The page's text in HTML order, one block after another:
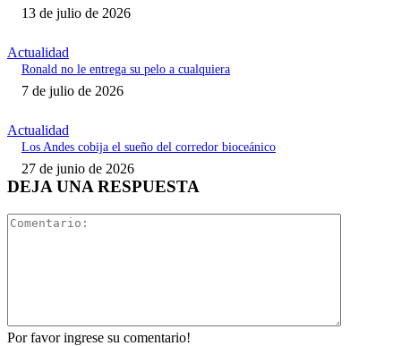
13 de julio de 2026
Actualidad
Ronald no le entrega su pelo a cualquiera
7 de julio de 2026
Actualidad
Los Andes cobija el sueño del corredor bioceánico
27 de junio de 2026
DEJA UNA RESPUESTA
Por favor ingrese su comentario!